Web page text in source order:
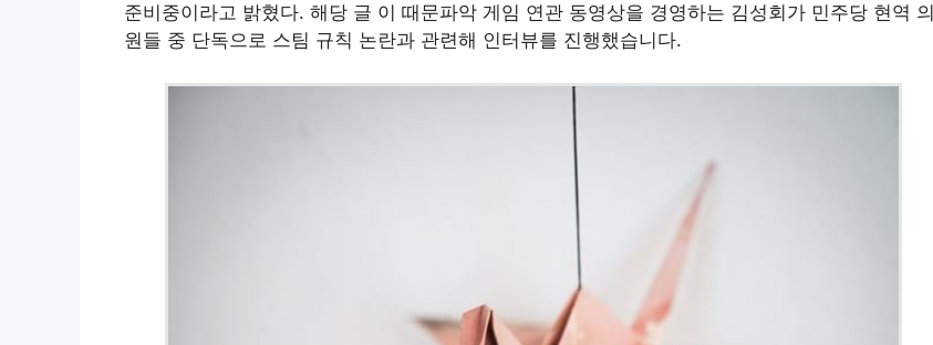
준비중이라고 밝혔다. 해당 글 이 때문파악 게임 연관 동영상을 경영하는 김성회가 민주당 현역 의
원들 중 단독으로 스팀 규칙 논란과 관련해 인터뷰를 진행했습니다.